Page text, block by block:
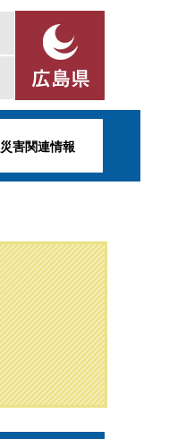
災害関連情報